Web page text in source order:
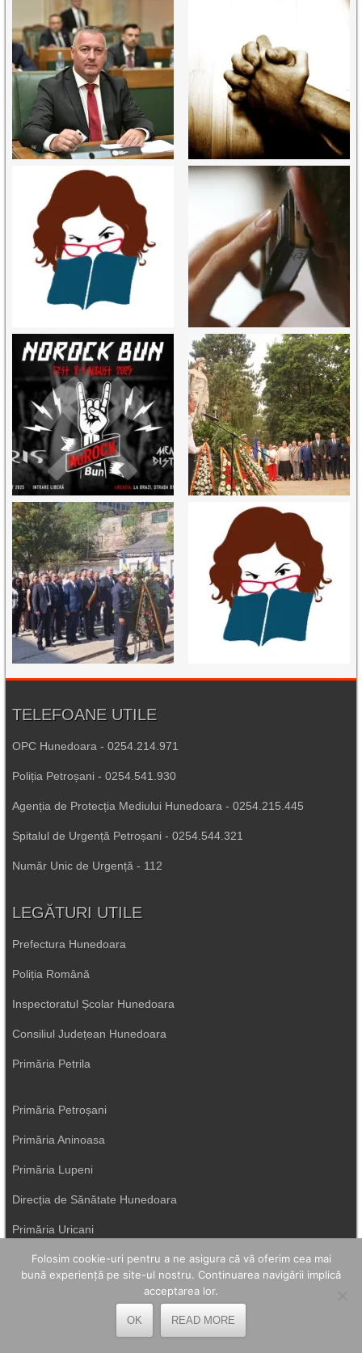
TELEFOANE UTILE
OPC Hunedoara - 0254.214.971
Poliția Petroșani - 0254.541.930
Agenția de Protecția Mediului Hunedoara - 0254.215.445
Spitalul de Urgență Petroșani - 0254.544.321
Număr Unic de Urgență - 112
LEGĂTURI UTILE
Prefectura Hunedoara
Poliția Română
Inspectoratul Școlar Hunedoara
Consiliul Județean Hunedoara
Primăria Petrila
Primăria Petroșani
Primăria Aninoasa
Primăria Lupeni
Direcția de Sănătate Hunedoara
Primăria Uricani
ISU Hunedoara
Folosim cookie-uri pentru a ne asigura că vă oferim cea mai
bună experiență pe site-ul nostru. Continuarea navigării implică
acceptarea lor.
OK READ MORE